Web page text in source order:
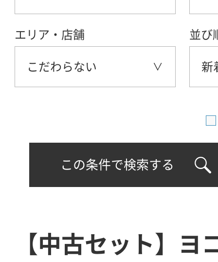
エリア・店舗
こだわらない
並び
新
この条件で検索する
【中古セット】ヨ